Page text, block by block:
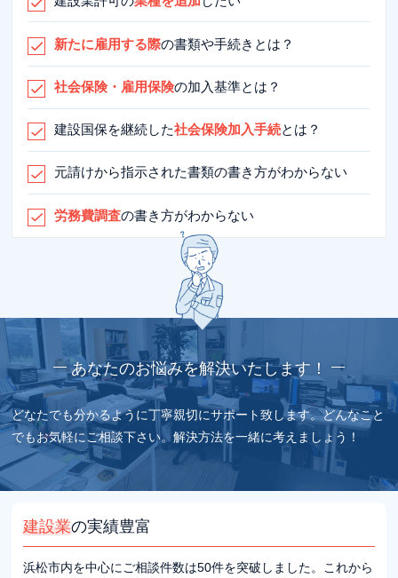
新たに雇用する際の書類や手続きとは？
社会保険・雇用保険の加入基準とは？
建設国保を継続した社会保険加入手続とは？
元請けから指示された書類の書き方がわからない
労務費調査の書き方がわからない
あなたのお悩みを解決いたします！
どなたでも分かるように丁寧親切にサポート致します。どんなこと
でもお気軽にご相談下さい。解決方法を一緒に考えましょう！
建設業の実績豊富
浜松市内を中心にご相談件数は50件を突破しました。これから